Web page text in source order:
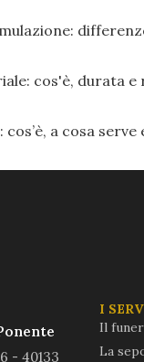
cos'è, durata e
a cosa serve
- 40133
I
Il
La